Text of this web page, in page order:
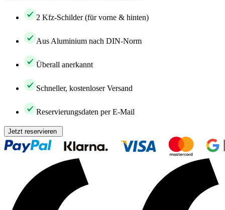
2 Kfz-Schilder (für vorne & hinten)
Aus Aluminium nach DIN-Norm
Überall anerkannt
Schneller, kostenloser Versand
Reservierungsdaten per E-Mail
Jetzt reservieren